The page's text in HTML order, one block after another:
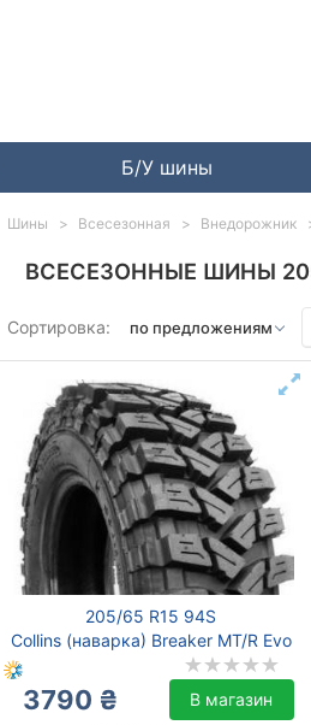
Б/У шины
ВСЕСЕЗОННЫЕ ШИНЫ
Сортировка:
205/65 R15 94S
Collins (наварка) Breaker MT/R Evo
3790 ₴ В магазин
Шины Всесезонная Внедорожник